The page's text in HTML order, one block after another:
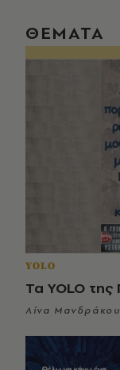
ΘΕΜΑΤΑ
YOLO
Τα YOLO
Λίνα Μανδράκου